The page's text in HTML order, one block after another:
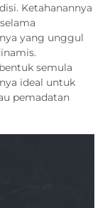
Ketahanannya
yang unggul
semula
ideal untuk
pemadatan